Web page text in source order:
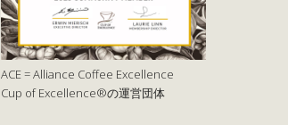
ACE = Alliance Coffee Excellence
Cup of Excellence®の運営団体